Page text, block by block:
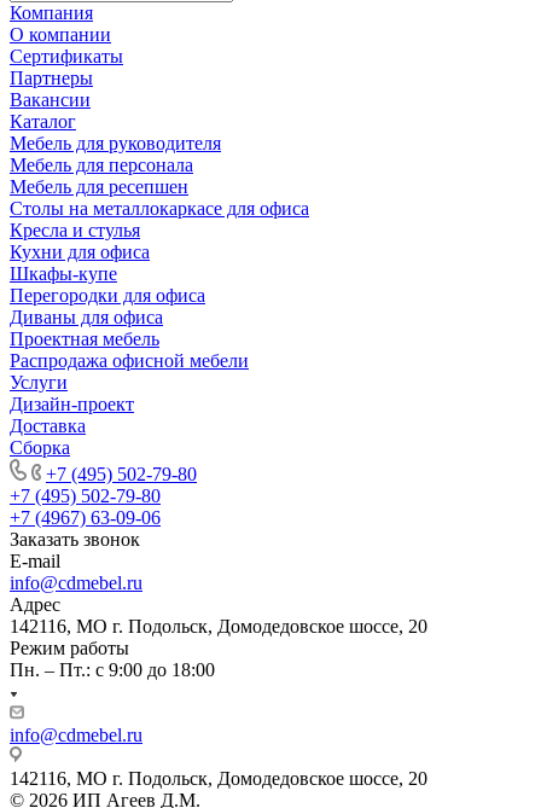
Компания
О компании
Сертификаты
Партнеры
Вакансии
Каталог
Мебель для руководителя
Мебель для персонала
Мебель для ресепшен
Столы на металлокаркасе для офиса
Кресла и стулья
Кухни для офиса
Шкафы-купе
Перегородки для офиса
Диваны для офиса
Проектная мебель
Распродажа офисной мебели
Услуги
Дизайн-проект
Доставка
Сборка
+7 (495) 502-79-80
+7 (495) 502-79-80
+7 (4967) 63-09-06
Заказать звонок
E-mail
info@cdmebel.ru
Адрес
142116, МО г. Подольск, Домодедовское шоссе, 20
Режим работы
Пн. – Пт.: с 9:00 до 18:00
info@cdmebel.ru
142116, МО г. Подольск, Домодедовское шоссе, 20
© 2026 ИП Агеев Д.М.